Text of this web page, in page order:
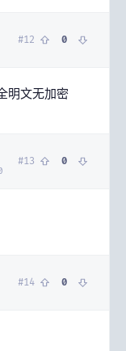
#12 0
明文无加密
#13 0
#14 0